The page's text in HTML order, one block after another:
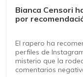
Bianca Censori
por
El rapero ha
perfiles de
misterio que la
comentarios